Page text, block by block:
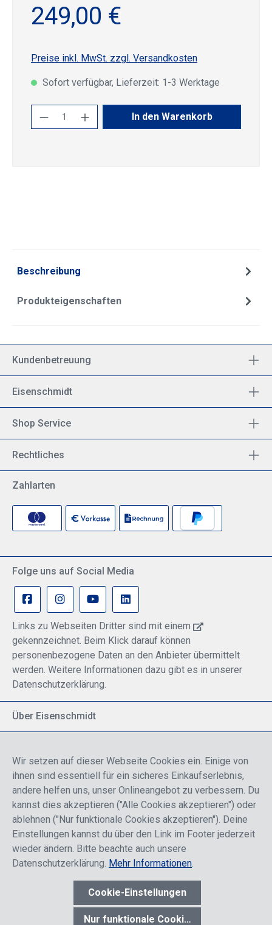
249,00 €
Preise inkl. MwSt. zzgl. Versandkosten
Sofort verfügbar, Lieferzeit: 1-3 Werktage
Produkt Anzahl: Gib den gewünschten
In den Warenkorb
Beschreibung
Produkteigenschaften
Kundenbetreuung
Eisenschmidt
Shop Service
Rechtliches
Zahlarten
Folge uns auf Social Media
Links zu Webseiten Dritter sind mit einem
gekennzeichnet. Beim Klick darauf können
personenbezogene Daten an den Anbieter übermittelt
werden. Weitere Informationen dazu gibt es in unserer
Datenschutzerklärung.
Über Eisenschmidt
Breite Palette von Luftfahrtprodukten
Fokus auf Pilotenausbildung
Sicher einkaufen
* Alle Preise sind einschließlich der Rabatte, die je nach Login,
entweder für Endkunden oder Händler gelten und inklusive
gesetzl. Mehrwertsteuer zzgl.Versandkostenwenn nicht anders
Wir setzen auf dieser Webseite Cookies ein. Einige von
ihnen sind essentiell für ein sicheres Einkaufserlebnis,
andere helfen uns, unser Onlineangebot zu verbessern. Du
kannst dies akzeptieren ("Alle Cookies akzeptieren") oder
ablehnen ("Nur funktionale Cookies akzeptieren"). Deine
Einstellungen kannst du über den Link im Footer jederzeit
wieder ändern. Bitte beachte auch unsere
Datenschutzerklärung. Mehr Informationen.
Cookie-Einstellungen
Nur funktionale Cookies akzeptieren